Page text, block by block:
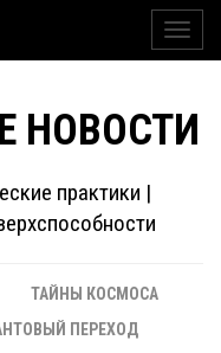
НОВОСТИ
практики |
ТАЙНЫ КОСМОСА
ПЕРЕХОД